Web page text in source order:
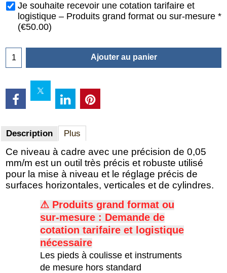
Je souhaite recevoir une cotation tarifaire et
logistique – Produits grand format ou sur-mesure *
(€50.00)
Ajouter au panier
Description Plus
Ce niveau à cadre avec une précision de 0,05
mm/m est un outil très précis et robuste utilisé
pour la mise à niveau et le réglage précis de
surfaces horizontales, verticales et de cylindres.
⚠ Produits grand format ou
sur-mesure : Demande de
cotation tarifaire et logistique
nécessaire
Les pieds à coulisse et instruments
de mesure hors standard